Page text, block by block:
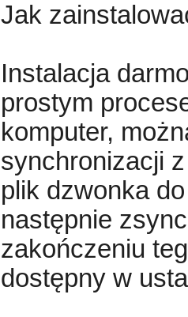
Jak
Instalacja
prostym
komputer,
synchronizacji
plik dzwonka
następnie
zakończeniu
dostępny w